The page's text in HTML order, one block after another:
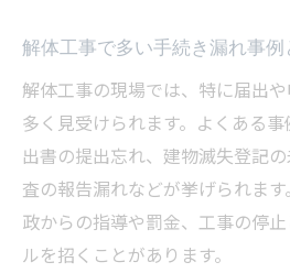
解体工事で多い手続き漏れ事
解体工事の現場では、特に届出
多く見受けられます。よくある
出書の提出忘れ、建物滅失登記
査の報告漏れなどが挙げられま
政からの指導や罰金、工事の停
ルを招くことがあります。